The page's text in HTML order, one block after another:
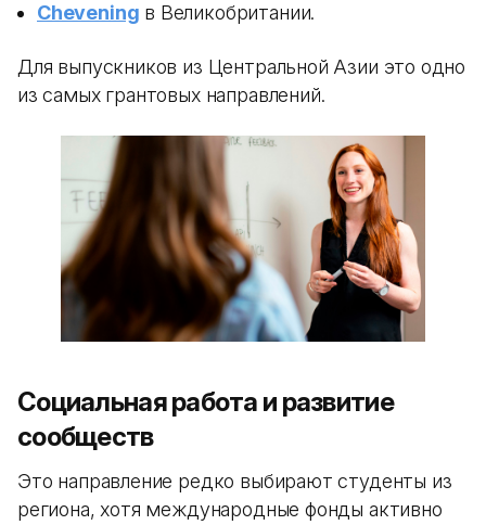
Chevening в Великобритании.
Для выпускников из Центральной Азии это одно
из самых грантовых направлений.
Социальная работа и развитие
сообществ
Это направление редко выбирают студенты из
региона, хотя международные фонды активно